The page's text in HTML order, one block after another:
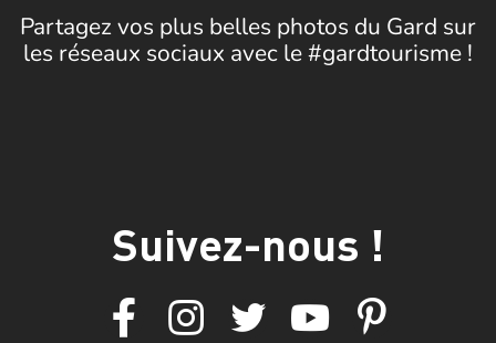
Partagez vos plus belles photos du Gard sur
les réseaux sociaux avec le #gardtourisme !
Suivez-nous !